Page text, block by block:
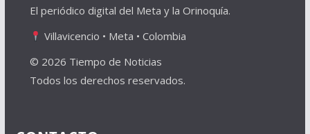
El periódico digital del Meta y la Orinoquía.
Villavicencio • Meta • Colombia
© 2026 Tiempo de Noticias
Todos los derechos reservados.